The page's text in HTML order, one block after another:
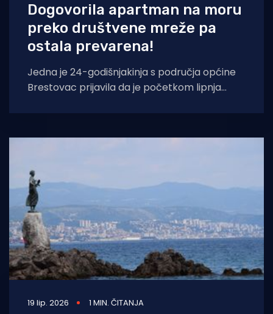
Dogovorila apartman na moru
preko društvene mreže pa
ostala prevarena!
Jedna je 24-godišnjakinja s područja općine
Brestovac prijavila da je početkom lipnja
osobom
19 lip. 2026 1 MIN. ČITANJA